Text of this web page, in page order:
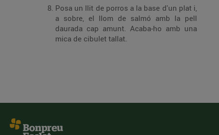
Posa un llit de porros a la base d'un plat i,
a sobre, el llom de salmó amb la pell
daurada cap amunt. Acaba-ho amb una
mica de cibulet tallat.